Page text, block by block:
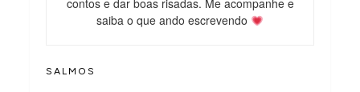
contos e dar boas risadas. Me acompanhe e
saiba o que ando escrevendo
SALMOS